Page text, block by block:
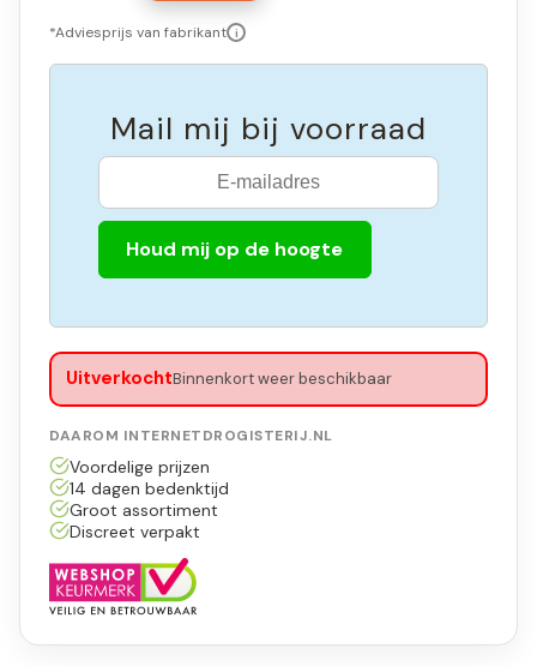
*Adviesprijs van fabrikant i
Mail mij bij voorraad
Houd mij op de hoogte
UitverkochtBinnenkort weer beschikbaar
DAAROM INTERNETDROGISTERIJ.NL
Voordelige prijzen
14 dagen bedenktijd
Groot assortiment
Discreet verpakt